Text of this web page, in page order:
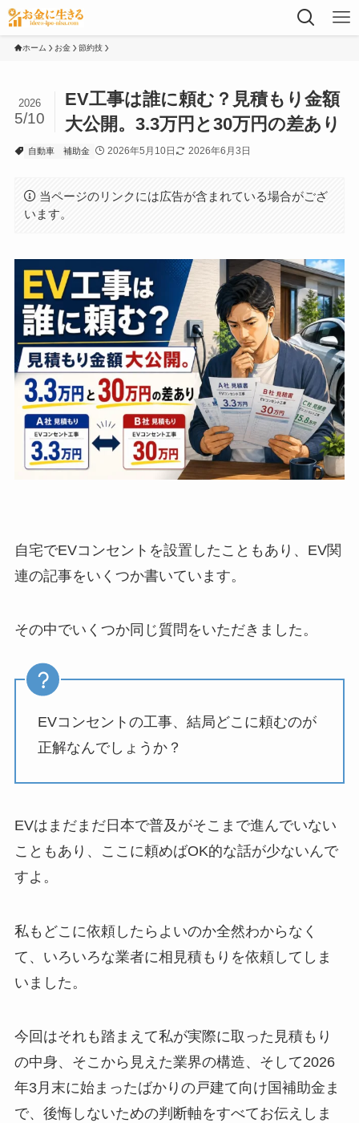
ホーム お金 節約技
EV工事は誰に頼む？見積もり金額
大公開。3.3万円と30万円の差あり
2026
5/10
自動車 補助金 2026年5月10日 2026年6月3日
当ページのリンクには広告が含まれている場合がござ
います。
自宅でEVコンセントを設置したこともあり、EV関
連の記事をいくつか書いています。
その中でいくつか同じ質問をいただきました。
EVコンセントの工事、結局どこに頼むのが
正解なんでしょうか？
EVはまだまだ日本で普及がそこまで進んでいない
こともあり、ここに頼めばOK的な話が少ないんで
すよ。
私もどこに依頼したらよいのか全然わからなく
て、いろいろな業者に相見積もりを依頼してしま
いました。
今回はそれも踏まえて私が実際に取った見積もり
の中身、そこから見えた業界の構造、そして2026
年3月末に始まったばかりの戸建て向け国補助金ま
で、後悔しないための判断軸をすべてお伝えしま